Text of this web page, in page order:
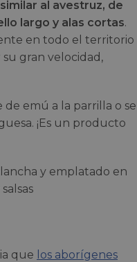
al avestruz, de
largo y alas cortas.
en todo el territorio
su gran velocidad,
de emú a la parrilla o se
¡Es un producto
que los aborígenes